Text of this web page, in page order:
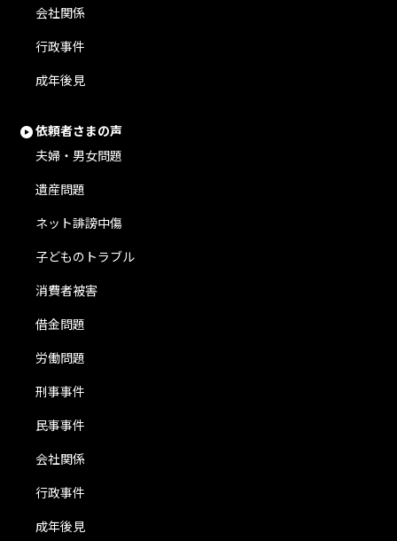
会社関係
行政事件
成年後見
依頼者さまの声
夫婦・男女問題
遺産問題
ネット誹謗中傷
子どものトラブル
消費者被害
借金問題
労働問題
刑事事件
民事事件
会社関係
行政事件
成年後見